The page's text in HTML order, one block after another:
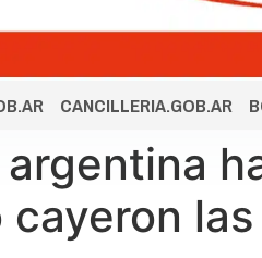
CANCILLERIA.GOB.AR